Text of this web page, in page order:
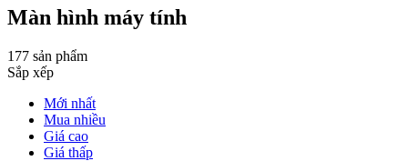
Màn hình máy tính
177 sản phẩm
Sắp xếp
Mới nhất
Mua nhiều
Giá cao
Giá thấp